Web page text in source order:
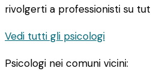
rivolgerti a professionisti su
Vedi tutti gli psicologi
Psicologi nei comuni vicini: